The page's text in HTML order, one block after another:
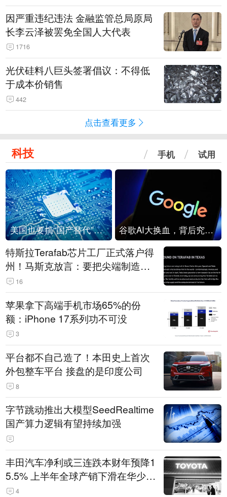
因严重违纪违法 金融监管总局原局
长李云泽被罢免全国人大代表
1716
光伏硅料八巨头签署倡议：不得低
于成本价销售
442
点击查看更多
科技 手机 试用
美国也要搞“国产替代”？先算清三笔账 谷歌AI大换血，背后究竟发生了什么？
特斯拉Terafab芯片工厂正式落户得
州！马斯克放言：要把尖端制造带
回美国
16
苹果拿下高端手机市场65%的份
额：iPhone 17系列功不可没
3
平台都不自己造了！本田史上首次
外包整车平台 接盘的是印度公司
8
字节跳动推出大模型SeedRealtime
国产算力逻辑有望持续加强
丰田汽车净利或三连跌本财年预降1
5.5% 上半年全球产销下滑在华少卖
14.3万辆
4